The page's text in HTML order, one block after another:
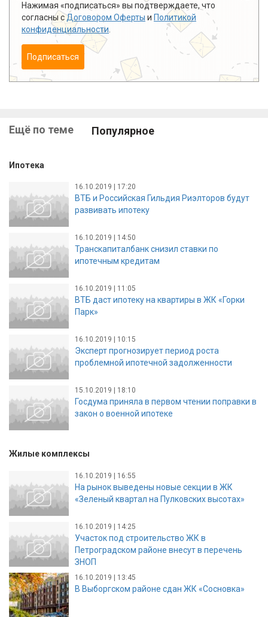
Нажимая «подписаться» вы подтверждаете, что
согласны сДоговором Оферты и Политикой
конфиденциальности.
Подписаться
Ещё по теме Популярное
Ипотека
16.10.2019 | 17:20
ВТБ и Российская Гильдия Риэлторов будут
развивать ипотеку
16.10.2019 | 14:50
Транскапиталбанк снизил ставки по
ипотечным кредитам
16.10.2019 | 11:05
ВТБ даст ипотеку на квартиры в ЖК «Горки
Парк»
16.10.2019 | 10:15
Эксперт прогнозирует период роста
проблемной ипотечной задолженности
15.10.2019 | 18:10
Госдума приняла в первом чтении поправки в
закон о военной ипотеке
Жилые комплексы
16.10.2019 | 16:55
На рынок выведены новые секции в ЖК
«Зеленый квартал на Пулковских высотах»
16.10.2019 | 14:25
Участок под строительство ЖК в
Петроградском районе внесут в перечень
ЗНОП
16.10.2019 | 13:45
В Выборгском районе сдан ЖК «Сосновка»